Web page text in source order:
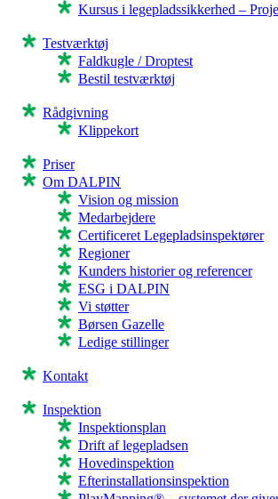
Kursus i legepladssikkerhed –
Testværktøj
Faldkugle / Droptest
Bestil testværktøj
Rådgivning
Klippekort
Priser
Om DALPIN
Vision og mission
Medarbejdere
Certificeret Legepladsinspektører
Regioner
Kunders historier og referencer
ESG i DALPIN
Vi støtter
Børsen Gazelle
Ledige stillinger
Kontakt
Inspektion
Inspektionsplan
Drift af legepladsen
Hovedinspektion
Efterinstallationsinspektion